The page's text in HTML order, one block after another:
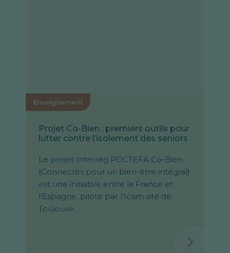
Enseignement
Projet Co-Bien : premiers outils pour
lutter contre l’isolement des seniors
Le projet Interreg POCTEFA Co-Bien
(Connectés pour un bien-être intégral)
est une initiative entre la France et
l’Espagne, piloté par l'Icam site de
Toulouse.